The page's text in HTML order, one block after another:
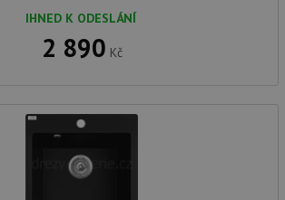
IHNED K ODESLÁNÍ
2 890 Kč